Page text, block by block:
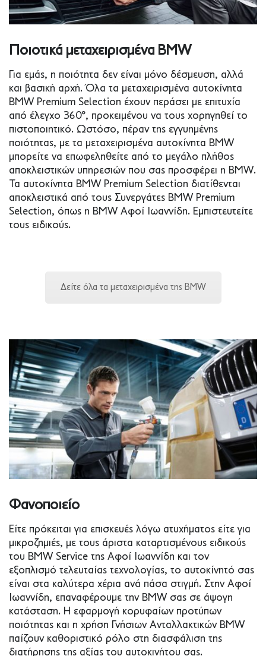
Ποιοτικά μεταχειρισμένα BMW
Για εμάς, η ποιότητα δεν είναι μόνο δέσμευση, αλλά
και βασική αρχή. Όλα τα μεταχειρισμένα αυτοκίνητα
BMW Premium Selection έχουν περάσει με επιτυχία
από έλεγχο 360°, προκειμένου να τους χορηγηθεί το
πιστοποιητικό. Ωστόσο, πέραν της εγγυημένης
ποιότητας, με τα μεταχειρισμένα αυτοκίνητα BMW
μπορείτε να επωφεληθείτε από το μεγάλο πλήθος
αποκλειστικών υπηρεσιών που σας προσφέρει η BMW.
Τα αυτοκίνητα BMW Premium Selection διατίθενται
αποκλειστικά από τους Συνεργάτες BMW Premium
Selection, όπως η BMW Αφοί Ιωαννίδη. Εμπιστευτείτε
τους ειδικούς.
Δείτε όλα τα μεταχειρισμένα της BMW
Φανοποιείο
Είτε πρόκειται για επισκευές λόγω ατυχήματος είτε για
μικροζημιές, με τους άριστα καταρτισμένους ειδικούς
του BMW Service της Αφοί Ιωαννίδη και τον
εξοπλισμό τελευταίας τεχνολογίας, το αυτοκίνητό σας
είναι στα καλύτερα χέρια ανά πάσα στιγμή. Στην Αφοί
Ιωαννίδη, επαναφέρουμε την BMW σας σε άψογη
κατάσταση. Η εφαρμογή κορυφαίων προτύπων
ποιότητας και η χρήση Γνήσιων Ανταλλακτικών BMW
παίζουν καθοριστικό ρόλο στη διασφάλιση της
διατήρησης της αξίας του αυτοκινήτου σας.